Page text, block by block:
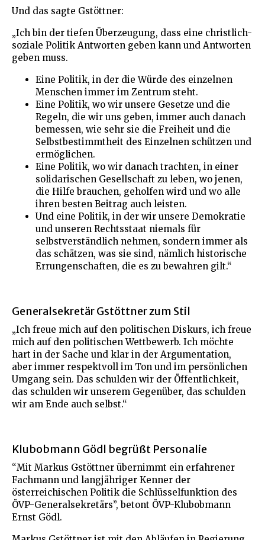
Und das sagte Gstöttner:
„Ich bin der tiefen Überzeugung, dass eine christlich-
soziale Politik Antworten geben kann und Antworten
geben muss.
Eine Politik, in der die Würde des einzelnen
Menschen immer im Zentrum steht.
Eine Politik, wo wir unsere Gesetze und die
Regeln, die wir uns geben, immer auch danach
bemessen, wie sehr sie die Freiheit und die
Selbstbestimmtheit des Einzelnen schützen und
ermöglichen.
Eine Politik, wo wir danach trachten, in einer
solidarischen Gesellschaft zu leben, wo jenen,
die Hilfe brauchen, geholfen wird und wo alle
ihren besten Beitrag auch leisten.
Und eine Politik, in der wir unsere Demokratie
und unseren Rechtsstaat niemals für
selbstverständlich nehmen, sondern immer als
das schätzen, was sie sind, nämlich historische
Errungenschaften, die es zu bewahren gilt.“
Generalsekretär Gstöttner zum Stil
„Ich freue mich auf den politischen Diskurs, ich freue
mich auf den politischen Wettbewerb. Ich möchte
hart in der Sache und klar in der Argumentation,
aber immer respektvoll im Ton und im persönlichen
Umgang sein. Das schulden wir der Öffentlichkeit,
das schulden wir unserem Gegenüber, das schulden
wir am Ende auch selbst.“
Klubobmann Gödl begrüßt Personalie
“Mit Markus Gstöttner übernimmt ein erfahrener
Fachmann und langjähriger Kenner der
österreichischen Politik die Schlüsselfunktion des
ÖVP-Generalsekretärs”, betont ÖVP-Klubobmann
Ernst Gödl.